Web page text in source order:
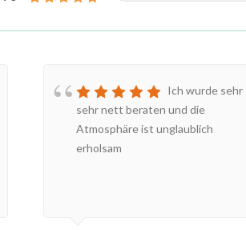
Ich wurde sehr
sehr nett beraten und die
Atmosphäre ist unglaublich
erholsam